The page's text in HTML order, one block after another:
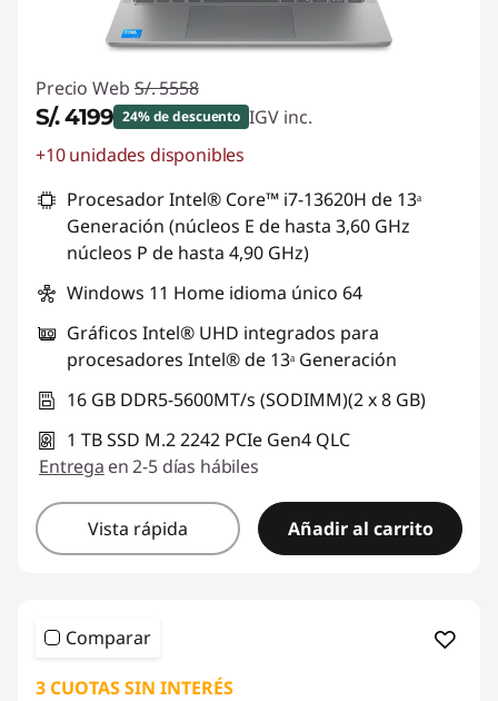
Precio Web S/. 5558
S/. 4199 24% de descuento IGV inc.
Ahorros instantáneos :
+10 unidades disponibles
Procesador Intel® Core™ i7-13620H de 13ᵃ
Generación (núcleos E de hasta 3,60 GHz
núcleos P de hasta 4,90 GHz)
Windows 11 Home idioma único 64
Gráficos Intel® UHD integrados para
procesadores Intel® de 13ᵃ Generación
16 GB DDR5-5600MT/s (SODIMM)(2 x 8 GB)
1 TB SSD M.2 2242 PCIe Gen4 QLC
Entrega en 2-5 días hábiles
Vista rápida Añadir al carrito
Comparar
3 CUOTAS SIN INTERÉS